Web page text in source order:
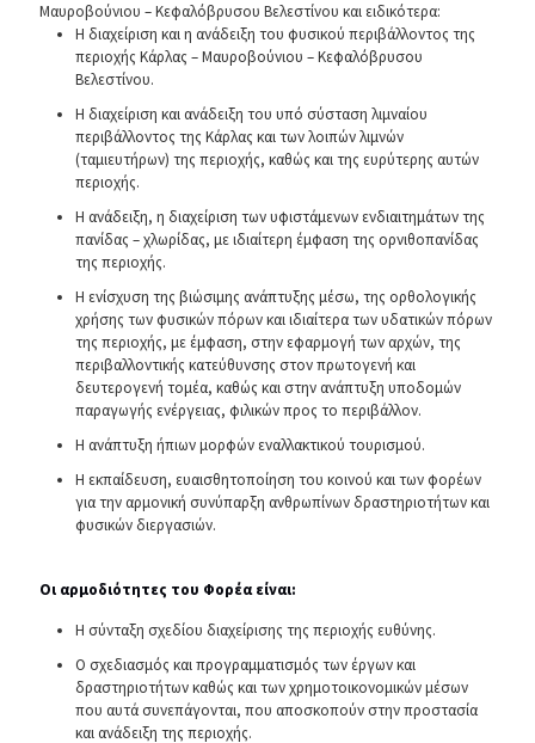
Μαυροβούνιου – Κεφαλόβρυσου Βελεστίνου και ειδικότερα:
Η διαχείριση και η ανάδειξη του φυσικού περιβάλλοντος της
περιοχής Κάρλας – Μαυροβούνιου – Κεφαλόβρυσου
Βελεστίνου.
Η διαχείριση και ανάδειξη του υπό σύσταση λιμναίου
περιβάλλοντος της Κάρλας και των λοιπών λιμνών
(ταμιευτήρων) της περιοχής, καθώς και της ευρύτερης αυτών
περιοχής.
Η ανάδειξη, η διαχείριση των υφιστάμενων ενδιαιτημάτων της
πανίδας – χλωρίδας, με ιδιαίτερη έμφαση της ορνιθοπανίδας
της περιοχής.
Η ενίσχυση της βιώσιμης ανάπτυξης μέσω, της ορθολογικής
χρήσης των φυσικών πόρων και ιδιαίτερα των υδατικών πόρων
της περιοχής, με έμφαση, στην εφαρμογή των αρχών, της
περιβαλλοντικής κατεύθυνσης στον πρωτογενή και
δευτερογενή τομέα, καθώς και στην ανάπτυξη υποδομών
παραγωγής ενέργειας, φιλικών προς το περιβάλλον.
Η ανάπτυξη ήπιων μορφών εναλλακτικού τουρισμού.
Η εκπαίδευση, ευαισθητοποίηση του κοινού και των φορέων
για την αρμονική συνύπαρξη ανθρωπίνων δραστηριοτήτων και
φυσικών διεργασιών.
Οι αρμοδιότητες του Φορέα είναι:
Η σύνταξη σχεδίου διαχείρισης της περιοχής ευθύνης.
Ο σχεδιασμός και προγραμματισμός των έργων και
δραστηριοτήτων καθώς και των χρημοτοικονομικών μέσων
που αυτά συνεπάγονται, που αποσκοπούν στην προστασία
και ανάδειξη της περιοχής.